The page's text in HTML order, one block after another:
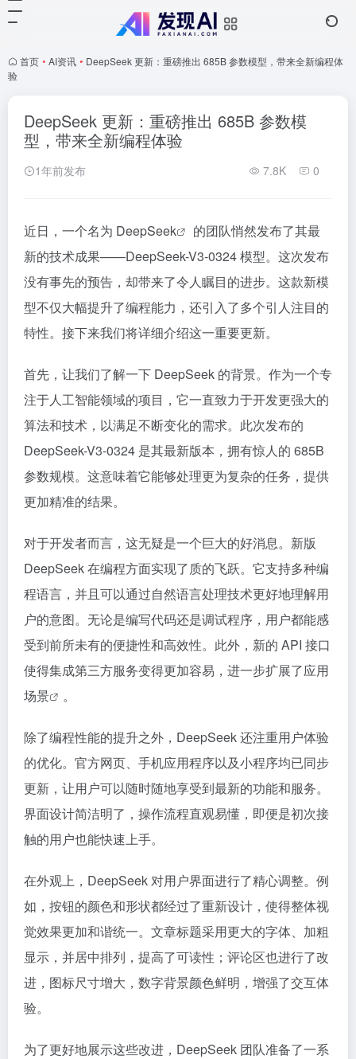
首页 • AI资讯 • DeepSeek 更新：重磅推出 685B 参数模型，带来全新编程体
验
DeepSeek 更新：重磅推出 685B 参数模
型，带来全新编程体验
1年前发布 7.8K 0
近日，一个名为 DeepSeek
的团队悄然发布了其最
新的技术成果——DeepSeek-V3-0324 模型。这次发布
没有事先的预告，却带来了令人瞩目的进步。这款新模
型不仅大幅提升了编程能力，还引入了多个引人注目的
特性。接下来我们将详细介绍这一重要更新。
首先，让我们了解一下 DeepSeek 的背景。作为一个专
注于人工智能领域的项目，它一直致力于开发更强大的
算法和技术，以满足不断变化的需求。此次发布的
DeepSeek-V3-0324 是其最新版本，拥有惊人的 685B
参数规模。这意味着它能够处理更为复杂的任务，提供
更加精准的结果。
对于开发者而言，这无疑是一个巨大的好消息。新版
DeepSeek 在编程方面实现了质的飞跃。它支持多种编
程语言，并且可以通过自然语言处理技术更好地理解用
户的意图。无论是编写代码还是调试程序，用户都能感
受到前所未有的便捷性和高效性。此外，新的 API 接口
使得集成第三方服务变得更加容易，进一步扩展了应用
场景
。
除了编程性能的提升之外，DeepSeek 还注重用户体验
的优化。官方网页、手机应用程序以及小程序均已同步
更新，让用户可以随时随地享受到最新的功能和服务。
界面设计简洁明了，操作流程直观易懂，即便是初次接
触的用户也能快速上手。
在外观上，DeepSeek 对用户界面进行了精心调整。例
如，按钮的颜色和形状都经过了重新设计，使得整体视
觉效果更加和谐统一。文章标题采用更大的字体、加粗
显示，并居中排列，提高了可读性；评论区也进行了改
进，图标尺寸增大，数字背景颜色鲜明，增强了交互体
验。
为了更好地展示这些改进，DeepSeek 团队准备了一系